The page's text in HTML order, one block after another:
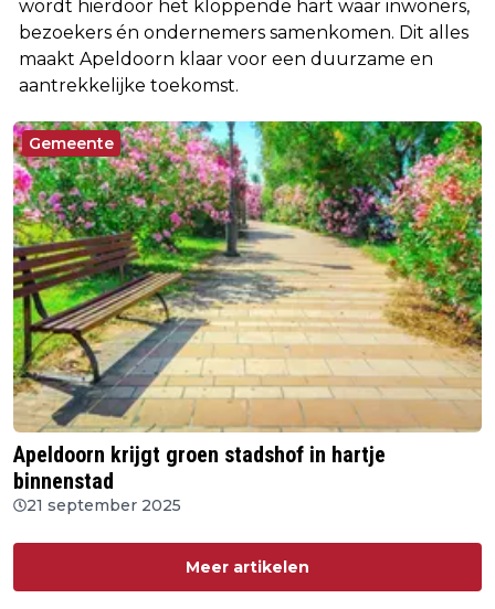
wordt hierdoor het kloppende hart waar inwoners,
bezoekers én ondernemers samenkomen. Dit alles
maakt Apeldoorn klaar voor een duurzame en
aantrekkelijke toekomst.
Gemeente
Apeldoorn krijgt groen stadshof in hartje
binnenstad
21 september 2025
Meer artikelen